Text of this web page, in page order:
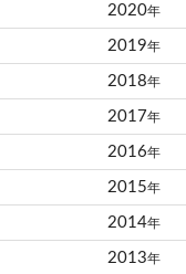
2020年
2019年
2018年
2017年
2016年
2015年
2014年
2013年